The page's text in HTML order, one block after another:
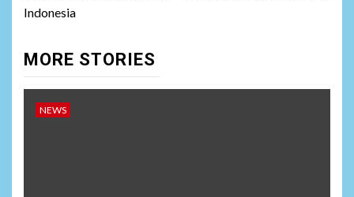
Indonesia
MORE STORIES
NEWS